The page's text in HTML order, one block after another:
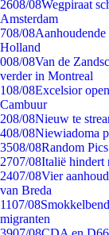
2608/08Wegpiraat
Amsterdam
708/08
Holland
008/08Van de
verder in Montreal
108/08Excelsior
Cambuur
208/08Nieuw te
408/08Niewiadoma
3508/08Random
2707/08Italië hindert
2407/08Vier
van Breda
1107/08
migranten